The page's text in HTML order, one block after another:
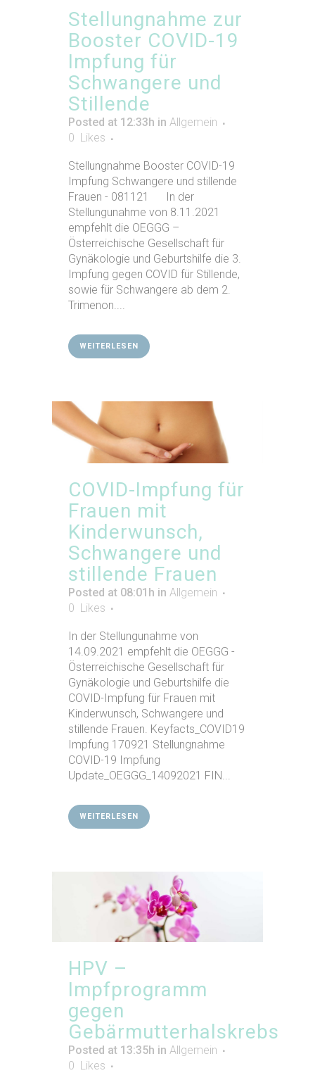
Stellungnahme zur
Booster COVID-19
Impfung für
Schwangere und
Stillende
Posted at 12:33h in Allgemein
0 Likes
Stellungnahme Booster COVID-19
Impfung Schwangere und stillende
Frauen - 081121 In der
Stellungunahme von 8.11.2021
empfehlt die OEGGG –
Österreichische Gesellschaft für
Gynäkologie und Geburtshilfe die 3.
Impfung gegen COVID für Stillende,
sowie für Schwangere ab dem 2.
Trimenon....
WEITERLESEN
COVID-Impfung für
Frauen mit
Kinderwunsch,
Schwangere und
stillende Frauen
Posted at 08:01h in Allgemein
0 Likes
In der Stellungunahme von
14.09.2021 empfehlt die OEGGG -
Österreichische Gesellschaft für
Gynäkologie und Geburtshilfe die
COVID-Impfung für Frauen mit
Kinderwunsch, Schwangere und
stillende Frauen. Keyfacts_COVID19
Impfung 170921 Stellungnahme
COVID-19 Impfung
Update_OEGGG_14092021 FIN...
WEITERLESEN
HPV –
Impfprogramm
gegen
Gebärmutterhalskrebs
Posted at 13:35h in Allgemein
0 Likes